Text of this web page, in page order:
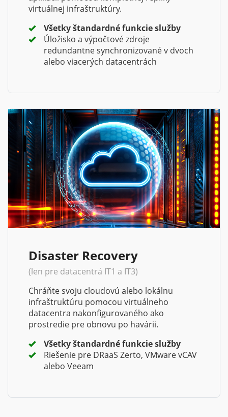
virtuálnej infraštruktúry.
Všetky štandardné funkcie služby
Úložisko a výpočtové zdroje
redundantne synchronizované v dvoch
alebo viacerých datacentrách
Disaster Recovery
(len pre datacentrá IT1 a IT3)
Chráňte svoju cloudovú alebo lokálnu
infraštruktúru pomocou virtuálneho
datacentra nakonfigurovaného ako
prostredie pre obnovu po havárii.
Všetky štandardné funkcie služby
Riešenie pre DRaaS Zerto, VMware vCAV
alebo Veeam